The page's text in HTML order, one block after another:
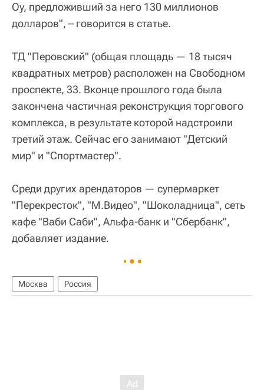
Oy, предложивший за него 130 миллионов
долларов", – говорится в статье.
ТД "Перовский" (общая площадь — 18 тысяч
квадратных метров) расположен на Свободном
проспекте, 33. Вконце прошлого года была
закончена частичная реконструкция торгового
комплекса, в результате которой надстроили
третий этаж. Сейчас его занимают "Детский
мир" и "Спортмастер".
Среди других арендаторов — супермаркет
"Перекресток", "М.Видео", "Шоколадница", сеть
кафе "Ваби Саби", Альфа-банк и "Сбербанк",
добавляет издание.
Москва Россия